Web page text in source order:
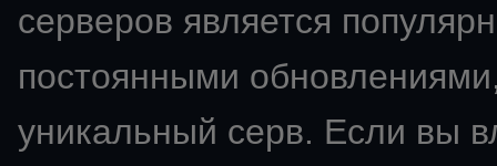
серверов является
постоянными
уникальный серв. Если вы